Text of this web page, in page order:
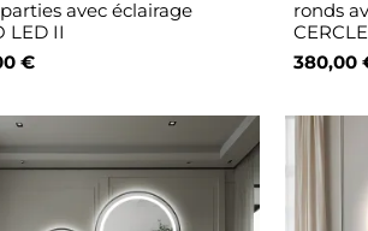
avec éclairage
LED II
€
ronds
380,00